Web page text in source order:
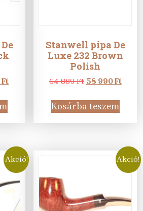
FtCurrent
990 Ft.
Stanwell pipa De
Luxe 232 Brown
Polish
64 889Ft Original
was:
64
889 Ft.
58 990Ft
990
Kosárba teszem
Akció! Akció!